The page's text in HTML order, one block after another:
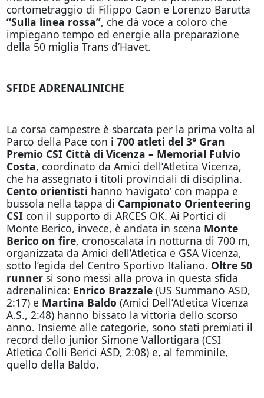
cortometraggio di Filippo Caon e Lorenzo Barutta
“Sulla linea rossa”, che dà voce a coloro che
impiegano tempo ed energie alla preparazione
della 50 miglia Trans d’Havet.
SFIDE ADRENALINICHE
La corsa campestre è sbarcata per la prima volta al
Parco della Pace con i 700 atleti del 3° Gran
Premio CSI Città di Vicenza – Memorial Fulvio
Costa, coordinato da Amici dell’Atletica Vicenza,
che ha assegnato i titoli provinciali di disciplina.
Cento orientisti hanno ‘navigato’ con mappa e
bussola nella tappa di Campionato Orienteering
CSI con il supporto di ARCES OK. Ai Portici di
Monte Berico, invece, è andata in scena Monte
Berico on fire, cronoscalata in notturna di 700 m,
organizzata da Amici dell’Atletica e GSA Vicenza,
sotto l’egida del Centro Sportivo Italiano. Oltre 50
runner si sono messi alla prova in questa sfida
adrenalinica: Enrico Brazzale(US Summano ASD,
2:17) e Martina Baldo (Amici Dell’Atletica Vicenza
A.S., 2:48) hanno bissato la vittoria dello scorso
anno. Insieme alle categorie, sono stati premiati il
record dello junior Simone Vallortigara (CSI
Atletica Colli Berici ASD, 2:08) e, al femminile,
quello della Baldo.